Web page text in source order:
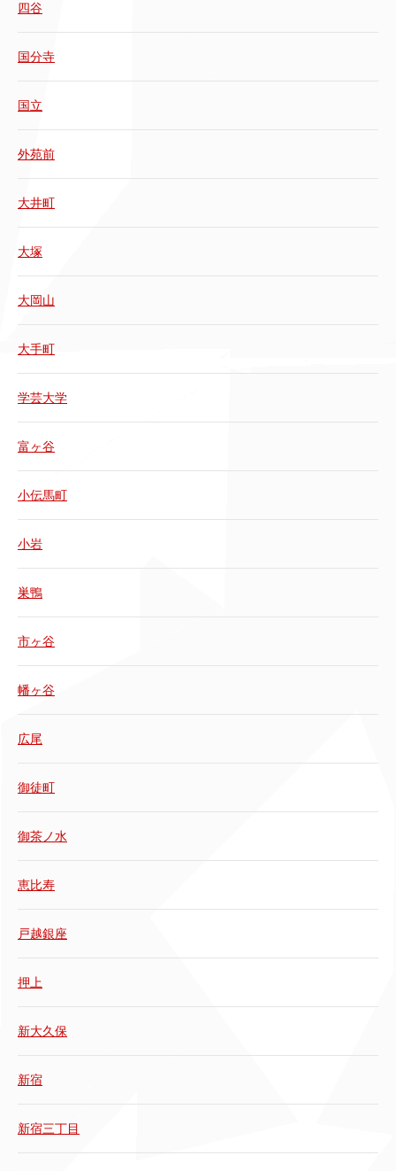
四谷
国分寺
国立
外苑前
大井町
大塚
大岡山
大手町
学芸大学
富ヶ谷
小伝馬町
小岩
巣鴨
市ヶ谷
幡ヶ谷
広尾
御徒町
御茶ノ水
恵比寿
戸越銀座
押上
新大久保
新宿
新宿三丁目